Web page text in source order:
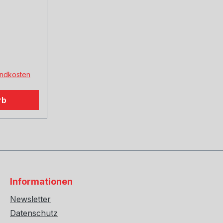
Informationen
Newsletter
Datenschutz